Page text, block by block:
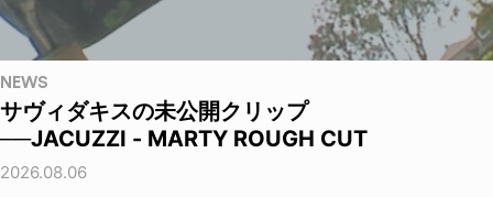
NEWS
サヴィダキスの未公開クリップ
──JACUZZI - MARTY ROUGH CUT
2026.08.06